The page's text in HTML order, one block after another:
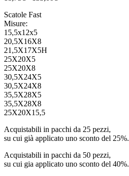
Scatole Fast
Misure:
15,5x12x5
20,5X16X8
21,5X17X5H
25X20X5
25X20X8
30,5X24X5
30,5X24X8
35,5X28X5
35,5X28X8
25X20X15,5
Acquistabili in pacchi da 25 pezzi,
su cui già applicato uno sconto del 25%.
Acquistabili in pacchi da 50 pezzi,
su cui gia applicato uno sconto del 40%.